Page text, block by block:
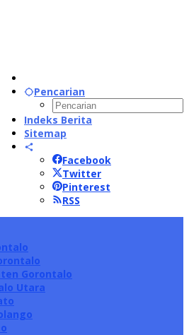
Pencarian
Indeks Berita
Sitemap
Facebook
Twitter
Pinterest
RSS
Gorontalo
Utara